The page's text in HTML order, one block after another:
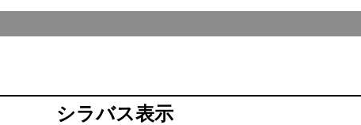
シラバス表示